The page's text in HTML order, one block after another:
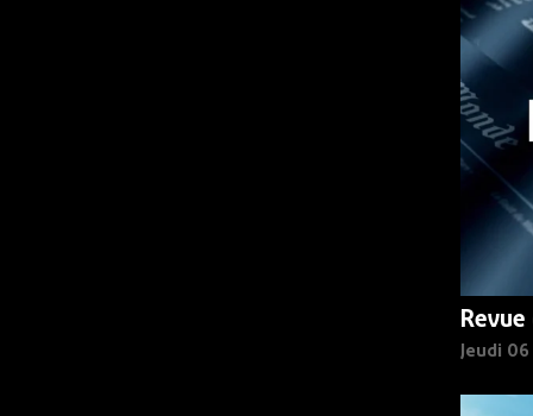
Jeudi